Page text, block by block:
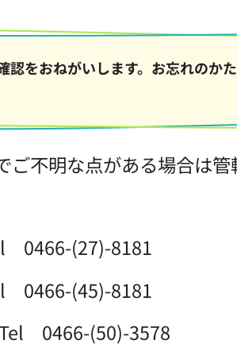
認をおねがいします。お忘れのか
不明な点がある場合は
0466-(27)-8181
0466-(45)-8181
0466-(50)-3578